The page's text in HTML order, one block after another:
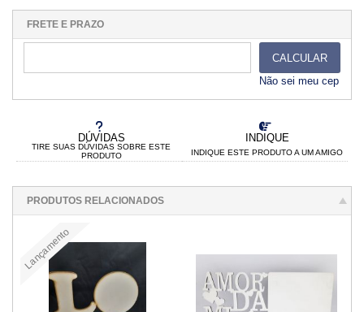
DÚVIDAS
TIRE SUAS DÚVIDAS SOBRE ESTE
PRODUTO
INDIQUE
INDIQUE ESTE PRODUTO A UM AMIGO
..
...
FRETE E PRAZO
CALCULAR
Não sei meu cep
PRODUTOS RELACIONADOS
Lançamento